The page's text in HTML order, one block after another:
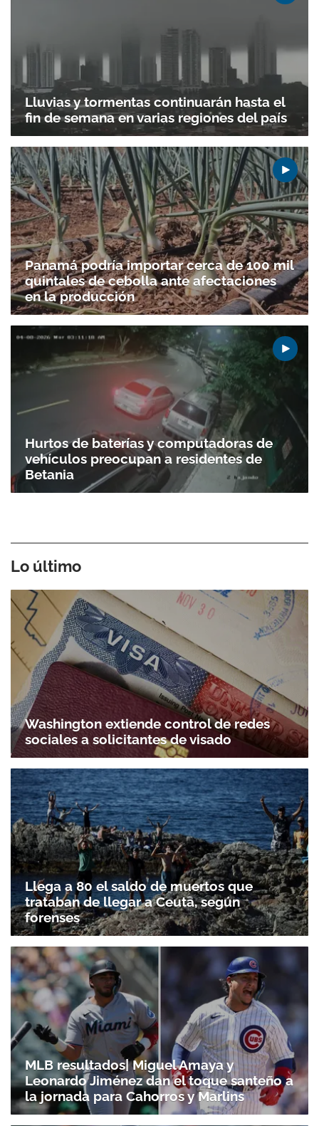
Lluvias y tormentas continuarán hasta el
fin de semana en varias regiones del país
Panamá podría importar cerca de 100 mil
quintales de cebolla ante afectaciones
en la producción
Hurtos de baterías y computadoras de
vehículos preocupan a residentes de
Betania
Lo último
Washington extiende control de redes
sociales a solicitantes de visado
Llega a 80 el saldo de muertos que
trataban de llegar a Ceuta, según
forenses
MLB resultados| Miguel Amaya y
Leonardo Jiménez dan el toque santeño a
la jornada para Cahorros y Marlins